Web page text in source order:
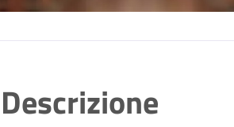
Descrizione